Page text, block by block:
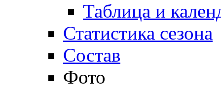
Таблица и
Статистика сезона
Состав
Фото